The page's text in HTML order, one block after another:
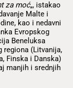
za moć„, istakao
Malte i
kao i nedavni
Evropskog
Beneluksa
regiona (Litvanija,
Finska i Danska)
manjih i srednjih